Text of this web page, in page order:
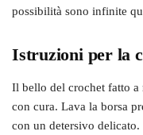
possibilità sono infinite
Istruzioni per la
Il bello del crochet fatto a
con cura. Lava la borsa
con un detersivo